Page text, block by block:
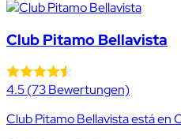
Club Pitamo Bellavista
4.5(73 Bewertungen)
Club Pitamo Bellavista está en